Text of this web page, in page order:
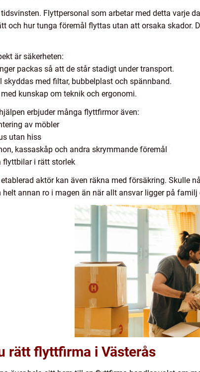
Flyttpersonal som arbetar med detta varje
och hur tunga föremål flyttas utan att orsaka skador.
är säkerheten:
packas så att de står stadigt under transport.
med filtar, bubbelplast och spännband.
kunskap om teknik och ergonomi.
erbjuder många flyttfirmor även:
av möbler
utan hiss
kassaskåp och andra skrymmande föremål
i rätt storlek
aktör kan även räkna med försäkring. Skulle
helt annan ro i magen än när allt ansvar ligger på
rätt flyttfirma i Västerås